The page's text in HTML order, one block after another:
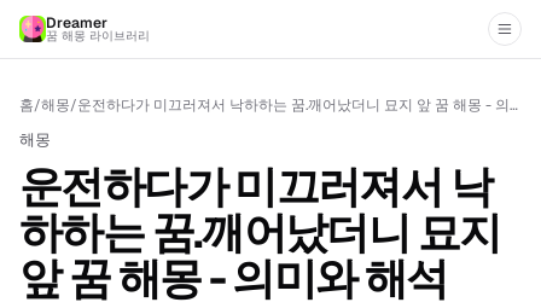
Dreamer
꿈 해몽 라이브러리
홈/해몽/ 운전하다가 미끄러져서 낙하하는 꿈.깨어났더니 묘지 앞 꿈 해몽 - 의미와 해석
해몽
운전하다가 미끄러져서 낙
하하는 꿈.깨어났더니 묘지
앞 꿈 해몽 - 의미와 해석